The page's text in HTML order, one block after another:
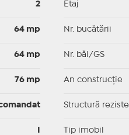
2
64 mp
64 mp
76 mp
Etaj
Nr. bucătării
Nr. băi/GS
An construcție
Structură
Tip imobil